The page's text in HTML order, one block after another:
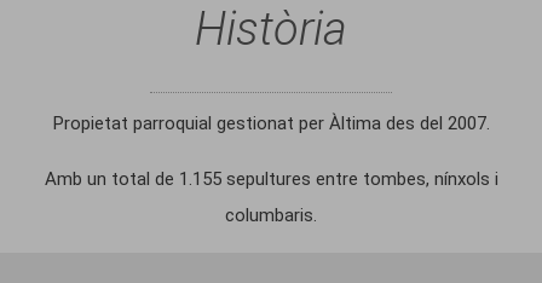
Història
Propietat parroquial gestionat per Àltima des del 2007.
Amb un total de 1.155 sepultures entre tombes, nínxols i
columbaris.